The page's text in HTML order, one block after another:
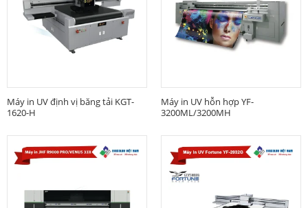
Máy in UV định vị băng tải KGT-
1620-H
Máy in UV hỗn hợp YF-
3200ML/3200MH